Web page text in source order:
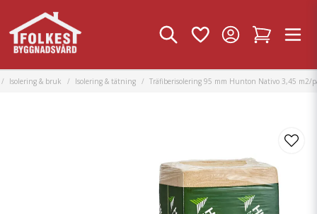
Isolering & bruk Isolering & tätning Träfiberisolering 95 mm Hunton Nativo 3,45 m2/